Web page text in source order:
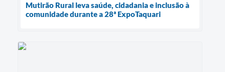
Mutirão Rural leva saúde, cidadania e inclusão à
comunidade durante a 28ª ExpoTaquari